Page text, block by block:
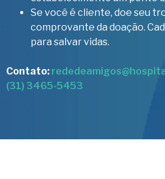
Se você é cliente, doe seu
comprovante da doação.
para salvar vidas.
Contato:
(31) 3465-5453